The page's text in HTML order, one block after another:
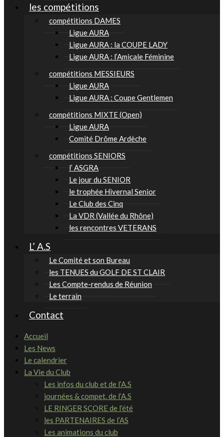
les compétitions
compétitions DAMES
Ligue AURA
Ligue AURA : la COUPE LADY
Ligue AURA : l’Amicale Féminine
compétitions MESSIEURS
Ligue AURA
Ligue AURA : Coupe Gentlemen
compétitions MIXTE (Open)
Ligue AURA
Comité Drôme Ardèche
compétitions SENIORS
l’ ASGRA
Le jour du SENIOR
le trophée Hivernal Senior
Le Club des Cinq
La VDR (Vallée du Rhône)
les rencontres VETERANS
L’ A.S
Le Comité et son Bureau
les TENUES du GOLF DE ST CLAIR
Les Compte-rendus de Réunion
Le terrain
Contact
Accueil
Les News
Le calendrier
La Vie du Club
Les infos du club et de l’A.S
journées & compet. de l’A.S
LE RINGER SCORE de l’été
les PARTENAIRES de l’AS
Les animations du club